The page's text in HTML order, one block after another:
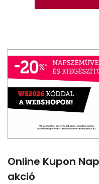
Online Kupon
akció